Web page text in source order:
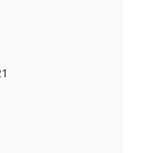
dataene i dette